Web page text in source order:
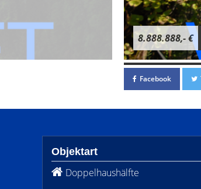
8.888.888,- €
Facebook
Objektart
Doppelhaushälfte